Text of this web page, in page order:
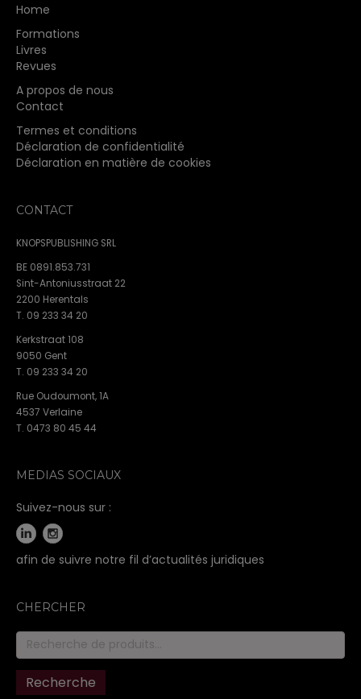
Home
Formations
Livres
Revues
A propos de nous
Contact
Termes et conditions
Déclaration de confidentialité
Déclaration en matière de cookies
CONTACT
KNOPSPUBLISHING SRL
BE 0891.853.731
Sint-Antoniusstraat 22
2200 Herentals
T. 09 233 34 20
Kerkstraat 108
9050 Gent
T. 09 233 34 20
Rue Oudoumont, 1A
4537 Verlaine
T. 0473 80 45 44
MEDIAS SOCIAUX
Suivez-nous sur :
afin de suivre notre fil d’actualités juridiques
CHERCHER
Recherche
pour :
Recherche